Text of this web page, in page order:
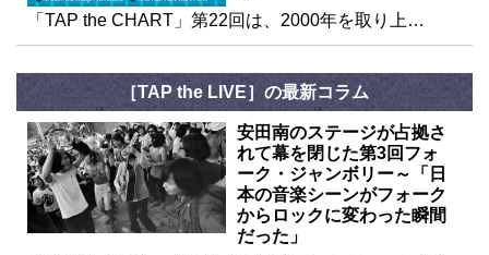
「TAP the CHART」第22回は、2000年を取り上…
［TAP the LIVE］の最新コラム
安田南のステージが占拠さ
れて幕を閉じた第3回フォ
ーク・ジャンボリー～「日
本の音楽シーンがフォーク
からロックに変わった瞬間
だった」